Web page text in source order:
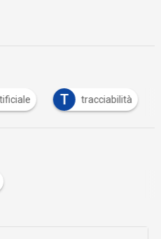
Artificiale T